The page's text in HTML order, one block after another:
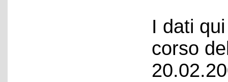
I dati
corso